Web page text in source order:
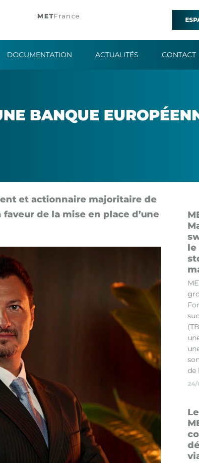
METFrance
DOCUMENTATION ACTUALITÉS CONTACT
BANQUE
et ac­tion­naire ma­jo­ri­taire de
de la mise en place d’une
le
de
24/